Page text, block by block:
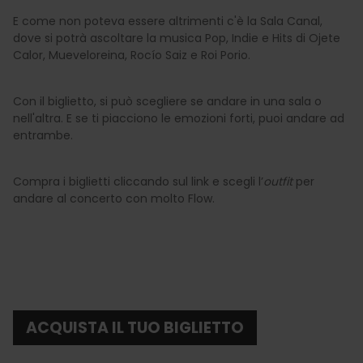
E come non poteva essere altrimenti c'è la Sala Canal,
dove si potrà ascoltare la musica Pop, Indie e Hits di Ojete
Calor, Mueveloreina, Rocío Saiz e Roi Porio.
Con il biglietto, si può scegliere se andare in una sala o
nell'altra. E se ti piacciono le emozioni forti, puoi andare ad
entrambe.
Compra i biglietti cliccando sul link e scegli l’outfitper
andare al concerto con molto Flow.
ACQUISTA IL TUO BIGLIETTO